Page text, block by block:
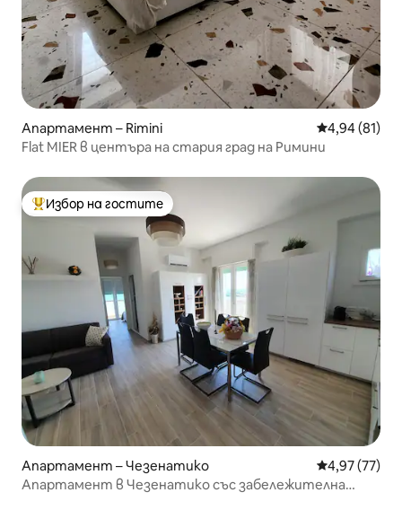
Апартамент – Rimini Средна
4,94 (81)
Flat MIER в центъра на стария град на Римини
Най-популярен избор на гостите
Избор на гостите
Апартамент – Чезенатико Средна
4,97 (77)
Апартамент в Чезенатико със забележителна